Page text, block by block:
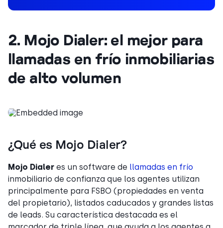
2. Mojo Dialer: el mejor para
llamadas en frío inmobiliarias
de alto volumen
¿Qué es Mojo Dialer?
Mojo Dialer es un software de llamadas en frío
inmobiliario de confianza que los agentes utilizan
principalmente para FSBO (propiedades en venta
del propietario), listados caducados y grandes listas
de leads. Su característica destacada es el